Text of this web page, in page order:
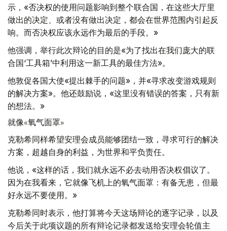
示，«否决权的使用问题影响到整个联合国，在这些大厅里
做出的决定、或者没有做出决定，都会在世界范围内引起反
响。而否决权应该永远作为最后的手段。»
他强调，举行此次辩论的目的是«为了找出在我们庞大的联
合国‘工具箱’中利用这一新工具的最佳方法»。
他敦促各国大使«提出棘手的问题»，并«寻求改变游戏规则
的解决方案»。他还鼓励说，«这里没有错误的答案，只有新
的想法。»
就像«氧气面罩»
克勒希同样希望安理会成员能够团结一致，寻求可行的解决
方案，超越自身的利益，为世界和平负责任。
他说，«这样的话，我们就永远不必去动用否决权倡议了。
因为在我看来，它就像飞机上的氧气面罩：有备无患，但最
好永远不要使用。»
克勒希同时表示，他打算将今天这场辩论的逐字记录，以及
今后关于此项议题的所有辩论记录都发送给安理会轮值主